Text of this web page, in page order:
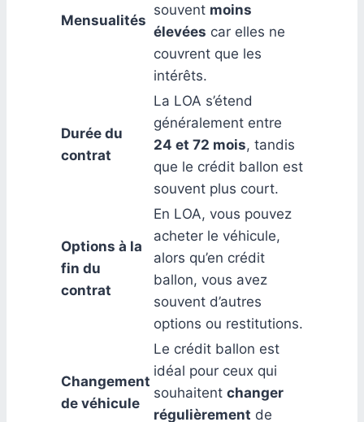
Mensualités
souvent moins
élevées car elles ne
couvrent que les
intérêts.
Durée du
contrat
La LOA s’étend
généralement entre
24 et 72 mois, tandis
que le crédit ballon est
souvent plus court.
Options à la
fin du
contrat
En LOA, vous pouvez
acheter le véhicule,
alors qu’en crédit
ballon, vous avez
souvent d’autres
options ou restitutions.
Changement
de véhicule
Le crédit ballon est
idéal pour ceux qui
souhaitent changer
régulièrement de